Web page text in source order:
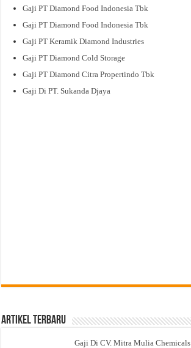
Gaji PT Diamond Food Indonesia Tbk
Gaji PT Diamond Food Indonesia Tbk
Gaji PT Keramik Diamond Industries
Gaji PT Diamond Cold Storage
Gaji PT Diamond Citra Propertindo Tbk
Gaji Di PT. Sukanda Djaya
Artikel Terbaru
Gaji Di CV. Mitra Mulia Chemicals